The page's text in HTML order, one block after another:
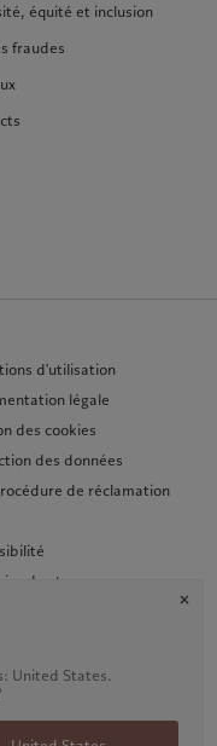
équité et inclusion
fraudes
d'utilisation
légale
des cookies
des données
de réclamation
des termes
United States.